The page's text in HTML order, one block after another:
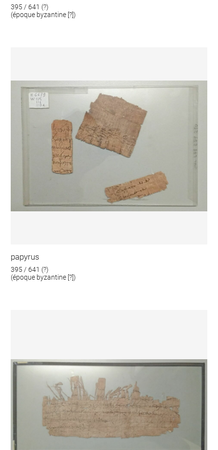
395 / 641 (?)
(époque byzantine [?])
papyrus
395 / 641 (?)
(époque byzantine [?])